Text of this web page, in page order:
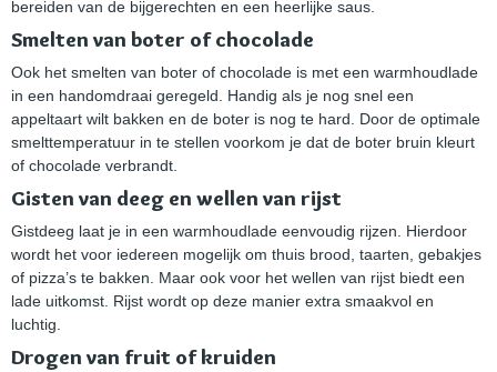
bereiden van de bijgerechten en een heerlijke saus.
Smelten van boter of chocolade
Ook het smelten van boter of chocolade is met een warmhoudlade
in een handomdraai geregeld. Handig als je nog snel een
appeltaart wilt bakken en de boter is nog te hard. Door de optimale
smelttemperatuur in te stellen voorkom je dat de boter bruin kleurt
of chocolade verbrandt.
Gisten van deeg en wellen van rijst
Gistdeeg laat je in een warmhoudlade eenvoudig rijzen. Hierdoor
wordt het voor iedereen mogelijk om thuis brood, taarten, gebakjes
of pizza’s te bakken. Maar ook voor het wellen van rijst biedt een
lade uitkomst. Rijst wordt op deze manier extra smaakvol en
luchtig.
Drogen van fruit of kruiden